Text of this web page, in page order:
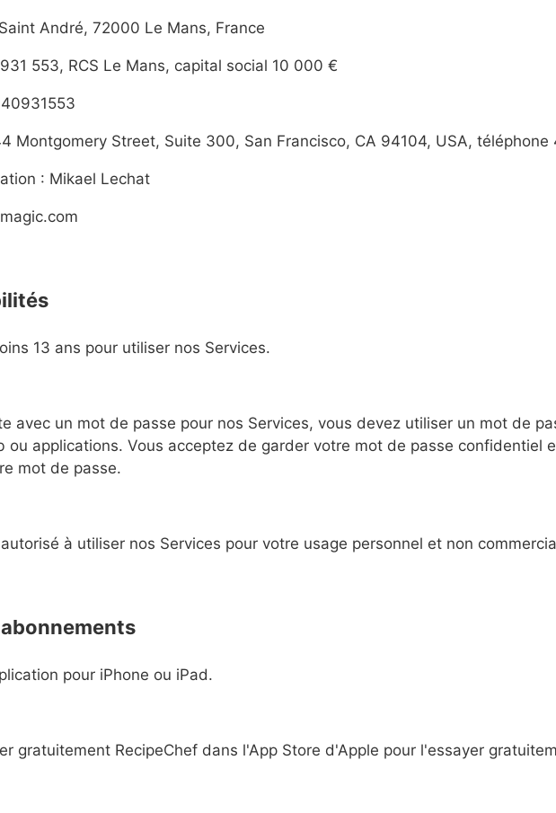
André, 72000 Le Mans, France
553, RCS Le Mans, capital social 10 000 €
Montgomery Street, Suite 300, San Francisco, CA 94104, USA, téléphone
: Mikael Lechat
13 ans pour utiliser nos Services.
avec un mot de passe pour nos Services, vous devez utiliser un mot de
ou applications. Vous acceptez de garder votre mot de passe confidentiel
mot de passe.
à utiliser nos Services pour votre usage personnel et non
pour iPhone ou iPad.
gratuitement RecipeChef dans l'App Store d'Apple pour l'essayer